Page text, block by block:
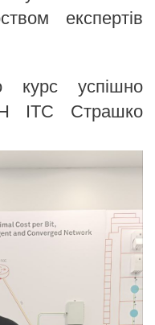
експертів
успішно
ІТС Страшко